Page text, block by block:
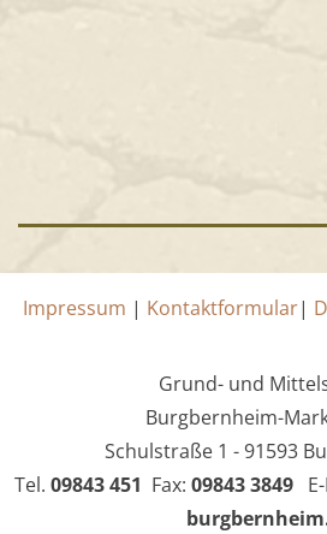
Impressum | Kontaktformular|
Grund- und
Burgbernheim-
Schulstraße 1 - 91593
Tel. 09843 451 Fax: 09843 3849